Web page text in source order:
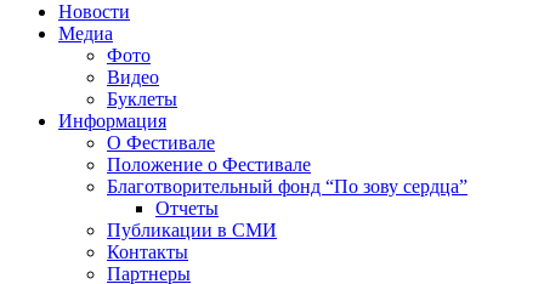
Новости
Медиа
Фото
Видео
Буклеты
Информация
О Фестивале
Положение о Фестивале
Благотворительный фонд “По зову сердца”
Отчеты
Публикации в СМИ
Контакты
Партнеры